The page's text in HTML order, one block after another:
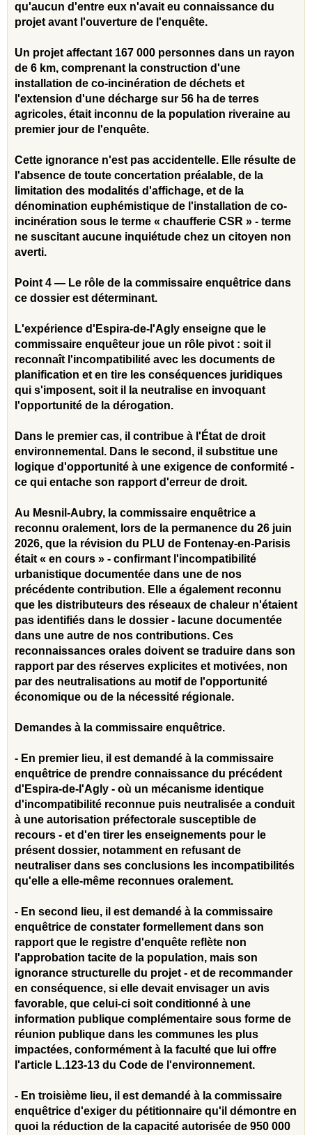
qu'aucun d'entre eux n'avait eu connaissance du
projet avant l'ouverture de l'enquête.
Un projet affectant 167 000 personnes dans un rayon
de 6 km, comprenant la construction d'une
installation de co-incinération de déchets et
l'extension d'une décharge sur 56 ha de terres
agricoles, était inconnu de la population riveraine au
premier jour de l'enquête.
Cette ignorance n'est pas accidentelle. Elle résulte de
l'absence de toute concertation préalable, de la
limitation des modalités d'affichage, et de la
dénomination euphémistique de l'installation de co-
incinération sous le terme « chaufferie CSR » - terme
ne suscitant aucune inquiétude chez un citoyen non
averti.
Point 4 — Le rôle de la commissaire enquêtrice dans
ce dossier est déterminant.
L'expérience d'Espira-de-l'Agly enseigne que le
commissaire enquêteur joue un rôle pivot : soit il
reconnaît l'incompatibilité avec les documents de
planification et en tire les conséquences juridiques
qui s'imposent, soit il la neutralise en invoquant
l'opportunité de la dérogation.
Dans le premier cas, il contribue à l'État de droit
environnemental. Dans le second, il substitue une
logique d'opportunité à une exigence de conformité -
ce qui entache son rapport d'erreur de droit.
Au Mesnil-Aubry, la commissaire enquêtrice a
reconnu oralement, lors de la permanence du 26 juin
2026, que la révision du PLU de Fontenay-en-Parisis
était « en cours » - confirmant l'incompatibilité
urbanistique documentée dans une de nos
précédente contribution. Elle a également reconnu
que les distributeurs des réseaux de chaleur n'étaient
pas identifiés dans le dossier - lacune documentée
dans une autre de nos contributions. Ces
reconnaissances orales doivent se traduire dans son
rapport par des réserves explicites et motivées, non
par des neutralisations au motif de l'opportunité
économique ou de la nécessité régionale.
Demandes à la commissaire enquêtrice.
- En premier lieu, il est demandé à la commissaire
enquêtrice de prendre connaissance du précédent
d'Espira-de-l'Agly - où un mécanisme identique
d'incompatibilité reconnue puis neutralisée a conduit
à une autorisation préfectorale susceptible de
recours - et d'en tirer les enseignements pour le
présent dossier, notamment en refusant de
neutraliser dans ses conclusions les incompatibilités
qu'elle a elle-même reconnues oralement.
- En second lieu, il est demandé à la commissaire
enquêtrice de constater formellement dans son
rapport que le registre d'enquête reflète non
l'approbation tacite de la population, mais son
ignorance structurelle du projet - et de recommander
en conséquence, si elle devait envisager un avis
favorable, que celui-ci soit conditionné à une
information publique complémentaire sous forme de
réunion publique dans les communes les plus
impactées, conformément à la faculté que lui offre
l'article L.123-13 du Code de l'environnement.
- En troisième lieu, il est demandé à la commissaire
enquêtrice d'exiger du pétitionnaire qu'il démontre en
quoi la réduction de la capacité autorisée de 950 000